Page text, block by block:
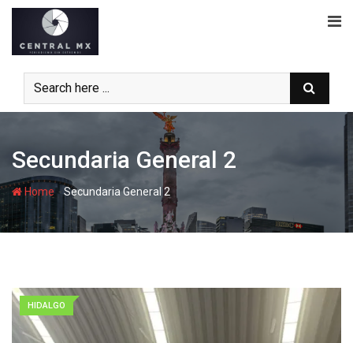
Skip
content
Secundaria General 2
Home-Secundaria General 2
HIDALGO